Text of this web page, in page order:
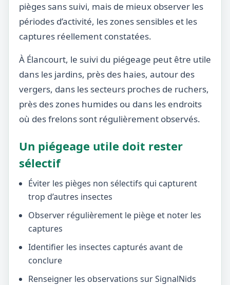
pièges sans suivi, mais de mieux observer les
périodes d’activité, les zones sensibles et les
captures réellement constatées.
À Élancourt, le suivi du piégeage peut être utile
dans les jardins, près des haies, autour des
vergers, dans les secteurs proches de ruchers,
près des zones humides ou dans les endroits
où des frelons sont régulièrement observés.
Un piégeage utile doit rester
sélectif
Éviter les pièges non sélectifs qui capturent
trop d’autres insectes
Observer régulièrement le piège et noter les
captures
Identifier les insectes capturés avant de
conclure
Renseigner les observations sur SignalNids